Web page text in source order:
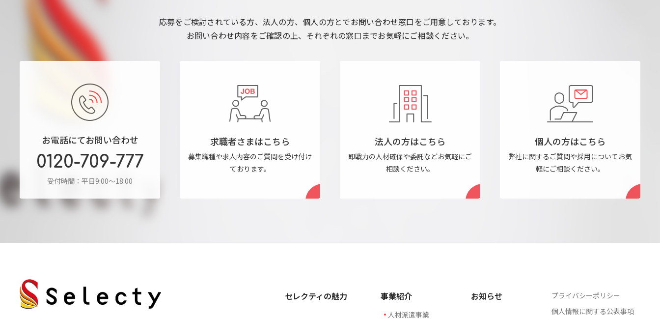
応募をご検討されている方、法人の方、個人の方とでお問い合わせ窓口をご用意しております。
お問い合わせ内容をご確認の上、それぞれの窓口までお気軽にご相談ください。
お電話にてお問い合わせ
0120-709-777
受付時間：平日9:00～18:00
求職者さまはこちら
募集職種や求人内容のご質問を受け付け
ております。
法人の方はこちら
即戦力の人材確保や委託などお気軽にご
相談ください。
個人の方はこちら
弊社に関するご質問や採用について お気
軽にご相談ください。
セレクティの魅力 事業紹介
人材派遣事業
お知らせ
プライバシーポリシー
個人情報に関する公表事項